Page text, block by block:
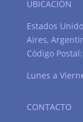
UBICACIÓN
Estados
Aires,
Código
Lunes a
CONTACTO